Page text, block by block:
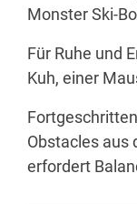
Monster Ski-
Für Ruhe und
Kuh, einer
Obstacles aus
erfordert